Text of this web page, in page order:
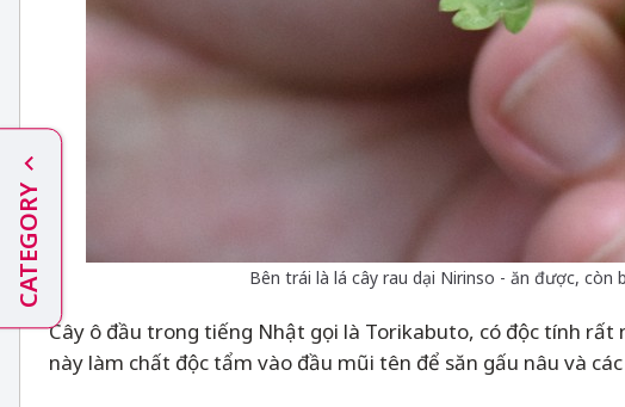
Bên trái là lá cây rau dại Nirinso - ăn được, còn
Cây ô đầu trong tiếng Nhật gọi là Torikabuto, có độc tính rất
này làm chất độc tẩm vào đầu mũi tên để săn gấu nâu và
CATEGORY